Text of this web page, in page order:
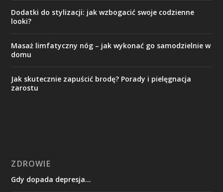
Dodatki do stylizacji: jak wzbogacić swoje codzienne
looki?
Masaż limfatyczny nóg – jak wykonać go samodzielnie w
domu
Jak skutecznie zapuścić brodę? Porady i pielęgnacja
zarostu
ZDROWIE
Gdy dopada depresja…